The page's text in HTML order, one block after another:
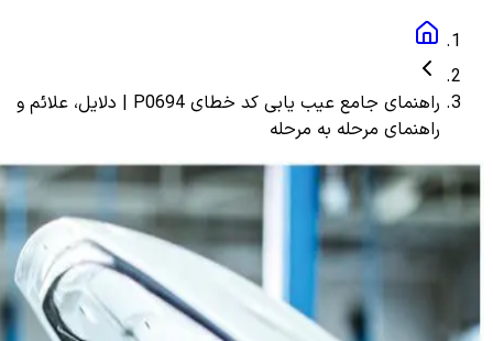
راهنمای جامع عیب یابی کد خطای P0694 | دلایل، علائم و
راهنمای مرحله به مرحله